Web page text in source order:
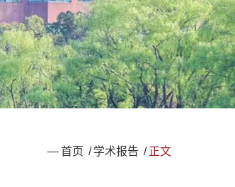
—首页 / 学术报告 / 正文